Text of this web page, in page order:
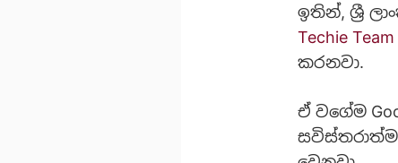
ඉතින්, ශ්‍රී
Techie
කරනවා.
ඒ වගේම